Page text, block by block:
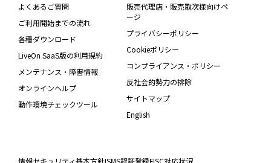
よくあるご質問
ご利用開始までの流れ
各種ダウンロード
LiveOn SaaS版の利用規約
メンテナンス・障害情報
オンラインヘルプ
動作環境チェックツール
販売代理店・販売取次様向けペ
ージ
プライバシーポリシー
Cookieポリシー
コンプライアンス・ポリシー
反社会的勢力の排除
サイトマップ
English
情報セキュリティ基本方針ISMS認証登録FISC対応状況